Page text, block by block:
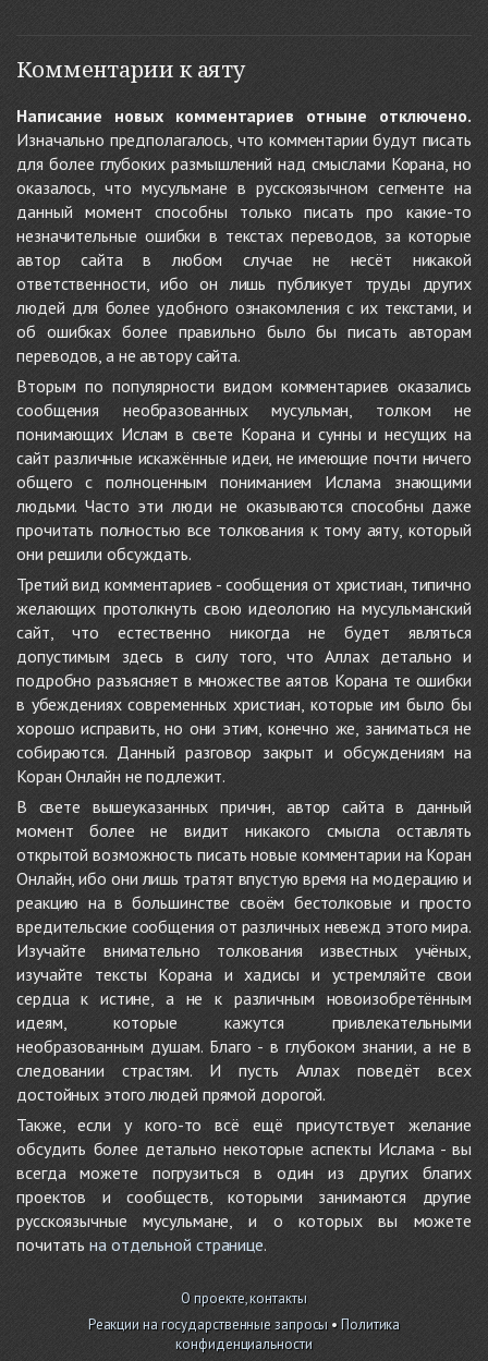
Комментарии к аяту
Написание новых комментариев отныне отключено.
Изначально предполагалось, что комментарии будут писать
для более глубоких размышлений над смыслами Корана, но
оказалось, что мусульмане в русскоязычном сегменте на
данный момент способны только писать про какие-то
незначительные ошибки в текстах переводов, за которые
автор сайта в любом случае не несёт никакой
ответственности, ибо он лишь публикует труды других
людей для более удобного ознакомления с их текстами, и
об ошибках более правильно было бы писать авторам
переводов, а не автору сайта.
Вторым по популярности видом комментариев оказались
сообщения необразованных мусульман, толком не
понимающих Ислам в свете Корана и сунны и несущих на
сайт различные искажённые идеи, не имеющие почти ничего
общего с полноценным пониманием Ислама знающими
людьми. Часто эти люди не оказываются способны даже
прочитать полностью все толкования к тому аяту, который
они решили обсуждать.
Третий вид комментариев - сообщения от христиан, типично
желающих протолкнуть свою идеологию на мусульманский
сайт, что естественно никогда не будет являться
допустимым здесь в силу того, что Аллах детально и
подробно разъясняет в множестве аятов Корана те ошибки
в убеждениях современных христиан, которые им было бы
хорошо исправить, но они этим, конечно же, заниматься не
собираются. Данный разговор закрыт и обсуждениям на
Коран Онлайн не подлежит.
В свете вышеуказанных причин, автор сайта в данный
момент более не видит никакого смысла оставлять
открытой возможность писать новые комментарии на Коран
Онлайн, ибо они лишь тратят впустую время на модерацию и
реакцию на в большинстве своём бестолковые и просто
вредительские сообщения от различных невежд этого мира.
Изучайте внимательно толкования известных учёных,
изучайте тексты Корана и хадисы и устремляйте свои
сердца к истине, а не к различным новоизобретённым
идеям, которые кажутся привлекательными
необразованным душам. Благо - в глубоком знании, а не в
следовании страстям. И пусть Аллах поведёт всех
достойных этого людей прямой дорогой.
Также, если у кого-то всё ещё присутствует желание
обсудить более детально некоторые аспекты Ислама - вы
всегда можете погрузиться в один из других благих
проектов и сообществ, которыми занимаются другие
русскоязычные мусульмане, и о которых вы можете
почитатьна отдельной странице.
О проекте, контакты
Реакции на государственные запросы •Политика
конфиденциальности